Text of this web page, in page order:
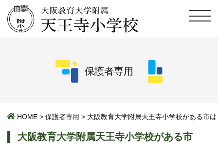
保護者専用
HOME > 保護者専用 > 大阪教育大学附属天王寺小学校がある市は
大阪教育大学附属天王寺小学校がある市